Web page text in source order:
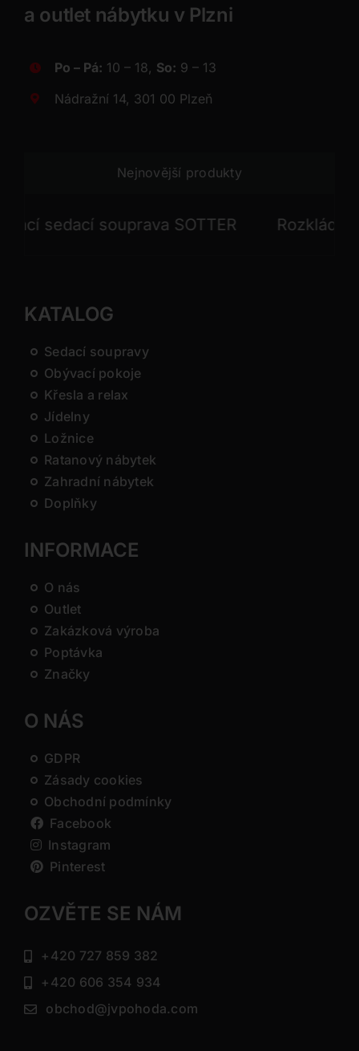
a outlet nábytku v Plzni
Po – Pá: 10 – 18, So: 9 – 13
Nádražní 14, 301 00 Plzeň
Nejnovější produkty
sedací souprava SOTTER Rozkládací
KATALOG
Sedací soupravy
Obývací pokoje
Křesla a relax
Jídelny
Ložnice
Ratanový nábytek
Zahradní nábytek
Doplňky
INFORMACE
O nás
Outlet
Zakázková výroba
Poptávka
Značky
O NÁS
GDPR
Zásady cookies
Obchodní podmínky
Facebook
Instagram
Pinterest
OZVĚTE SE NÁM
+420 727 859 382
+420 606 354 934
obchod@jvpohoda.com